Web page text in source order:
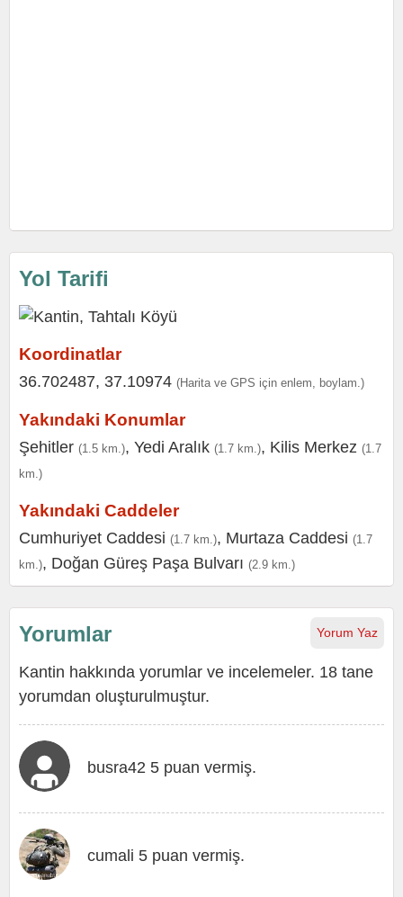
Yol Tarifi
Koordinatlar
36.702487, 37.10974 (Harita ve GPS için enlem, boylam.)
Yakındaki Konumlar
Şehitler (1.5 km.), Yedi Aralık (1.7 km.), Kilis Merkez (1.7
km.)
Yakındaki Caddeler
Cumhuriyet Caddesi (1.7 km.), Murtaza Caddesi (1.7
km.), Doğan Güreş Paşa Bulvarı (2.9 km.)
Yorum Yaz
Yorumlar
Kantin hakkında yorumlar ve incelemeler. 18 tane
yorumdan oluşturulmuştur.
busra42 5 puan vermiş.
cumali 5 puan vermiş.